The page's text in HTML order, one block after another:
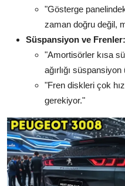
"Gösterge
zaman doğru değil,
Süspansiyon ve Frenler:
"Amortisörler kısa
ağırlığı
"Fren diskleri çok
gerekiyor."